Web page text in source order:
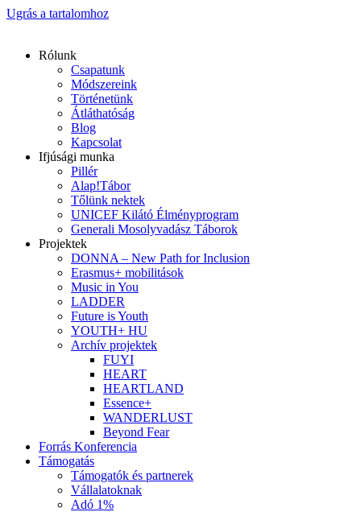
Ugrás a tartalomhoz
Rólunk
Csapatunk
Módszereink
Történetünk
Átláthatóság
Blog
Kapcsolat
Ifjúsági munka
Pillér
Alap!Tábor
Tőlünk nektek
UNICEF Kilátó Élményprogram
Generali Mosolyvadász Táborok
Projektek
DONNA – New Path for Inclusion
Erasmus+ mobilitások
Music in You
LADDER
Future is Youth
YOUTH+ HU
Archív projektek
FUYI
HEART
HEARTLAND
Essence+
WANDERLUST
Beyond Fear
Forrás Konferencia
Támogatás
Támogatók és partnerek
Vállalatoknak
Adó 1%